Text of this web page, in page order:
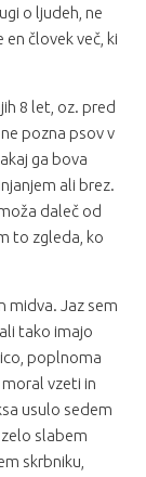
o ljudeh, ne
človek več, ki
8 let, oz. pred
pozna psov v
ga bova
ali brez.
daleč od
to zgleda, ko
midva. Jaz sem
tako imajo
poplnoma
vzeti in
usulo sedem
slabem
skrbniku,